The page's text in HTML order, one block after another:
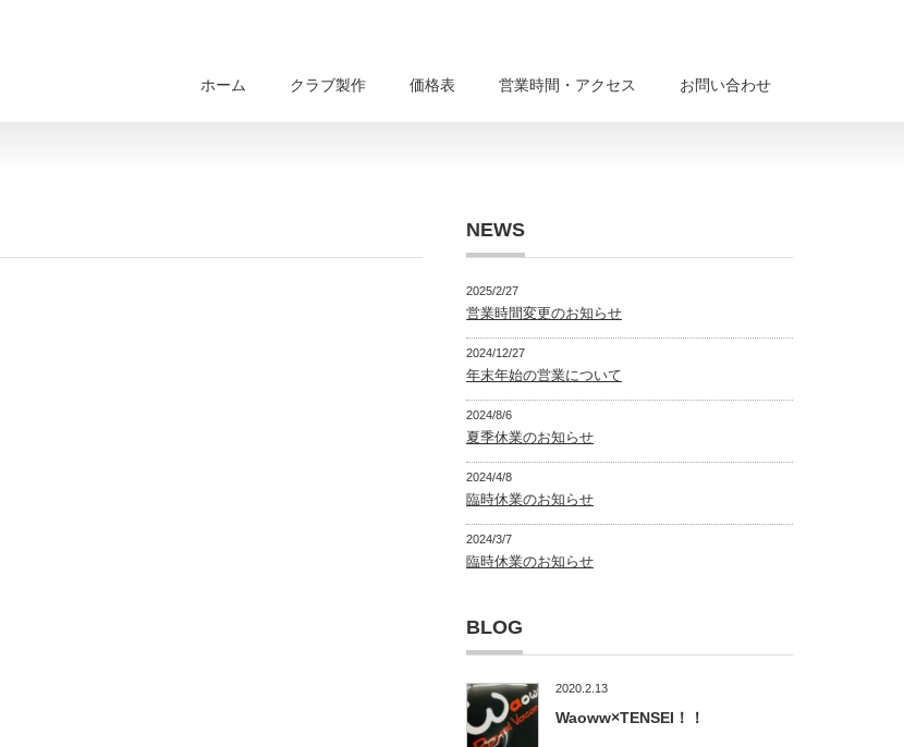
ホーム クラブ製作 価格表 営業時間・アクセス お問い合わせ
NEWS
2025/2/27
営業時間変更のお知らせ
2024/12/27
年末年始の営業について
2024/8/6
夏季休業のお知らせ
2024/4/8
臨時休業のお知らせ
2024/3/7
臨時休業のお知らせ
BLOG
2020.2.13
Waoww×TENSEI！！